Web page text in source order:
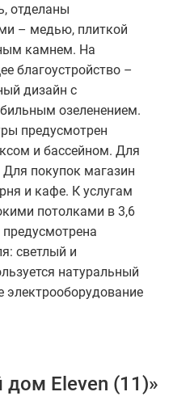
отделаны
– медью, плиткой
камнем. На
благоустройство –
дизайн с
озеленением.
предусмотрен
и бассейном. Для
покупок магазин
и кафе. К услугам
потолками в 3,6
светлый и
натуральный
электрооборудование
Eleven (11)»